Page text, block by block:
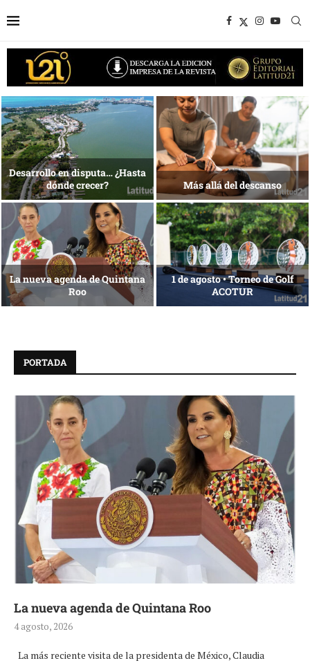
1 al 28 de agosto •
Fundación Isleña
Energía que Impulsa la
competitividad
Reconocimiento de viajeros La esencia del servicio
PORTADA
La nueva agenda de Quintana Roo
4 agosto, 2026
La más reciente visita de la presidenta de México, Claudia